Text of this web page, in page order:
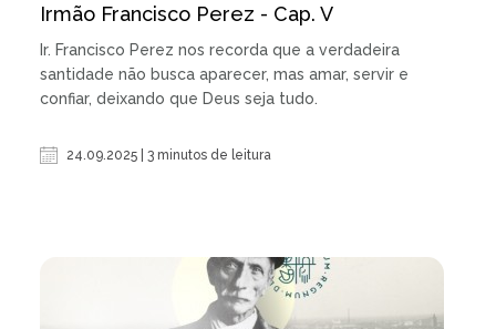
Irmão Francisco Perez - Cap. V
Ir. Francisco Perez nos recorda que a verdadeira
santidade não busca aparecer, mas amar, servir e
confiar, deixando que Deus seja tudo.
24.09.2025 | 3 minutos de leitura